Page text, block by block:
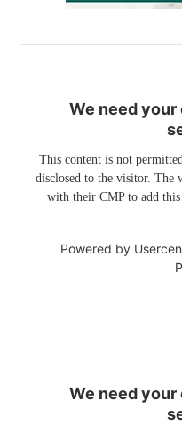
We need
This content is not
disclosed to the visitor. The
with their CMP to add
Powered by
We need